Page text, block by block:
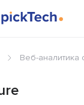
Веб-аналитика